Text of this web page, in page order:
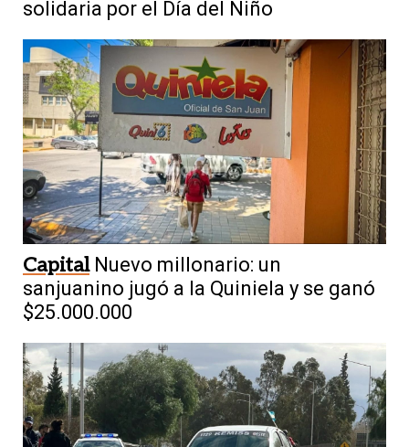
solidaria por el Día del Niño
Capital Nuevo millonario: un
sanjuanino jugó a la Quiniela y se ganó
$25.000.000